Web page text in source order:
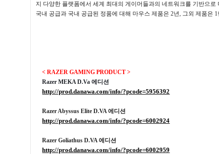
지 다양한 플랫폼에서 세계 최대의 게이머들과의 네트워크를 기반으
국내 공급과 국내 공급된 정품에 대해 마우스 제품은 2년, 그외 제품은 1
< RAZER GAMING PRODUCT >
Razer MEKA D.Va에디션
http://prod.danawa.com/info/?pcode=5956392
Razer Abyssus Elite D.VA에디션
http://prod.danawa.com/info/?pcode=6002924
Razer Goliathus D.VA에디션
http://prod.danawa.com/info/?pcode=6002959